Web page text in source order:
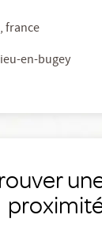
france
en-bugey